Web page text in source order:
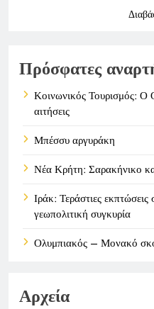
Πρόσφατες
Κοινωνικός Τουρισμός: Ο
αιτήσεις
Μπέσσυ αργυράκη
Νέα Κρήτη: Σαρακήνικο
Ιράκ: Τεράστιες εκπτώσεις
γεωπολιτική συγκυρία
Ολυμπιακός – Μονακό
Αρχεία